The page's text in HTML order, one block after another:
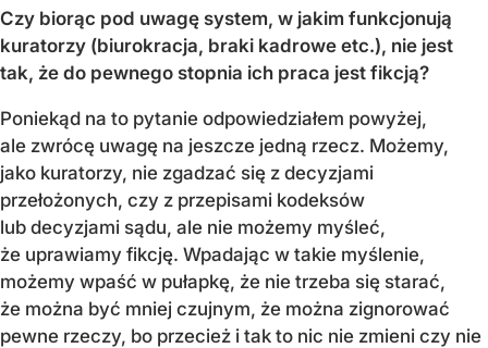
Czy biorąc pod uwagę system, w jakim funkcjonują
kuratorzy (biurokracja, braki kadrowe etc.), nie jest
tak, że do pewnego stopnia ich praca jest fikcją?
Poniekąd na to pytanie odpowiedziałem powyżej,
ale zwrócę uwagę na jeszcze jedną rzecz. Możemy,
jako kuratorzy, nie zgadzać się z decyzjami
przełożonych, czy z przepisami kodeksów
lub decyzjami sądu, ale nie możemy myśleć,
że uprawiamy fikcję. Wpadając w takie myślenie,
możemy wpaść w pułapkę, że nie trzeba się starać,
że można być mniej czujnym, że można zignorować
pewne rzeczy, bo przecież i tak to nic nie zmieni czy nie